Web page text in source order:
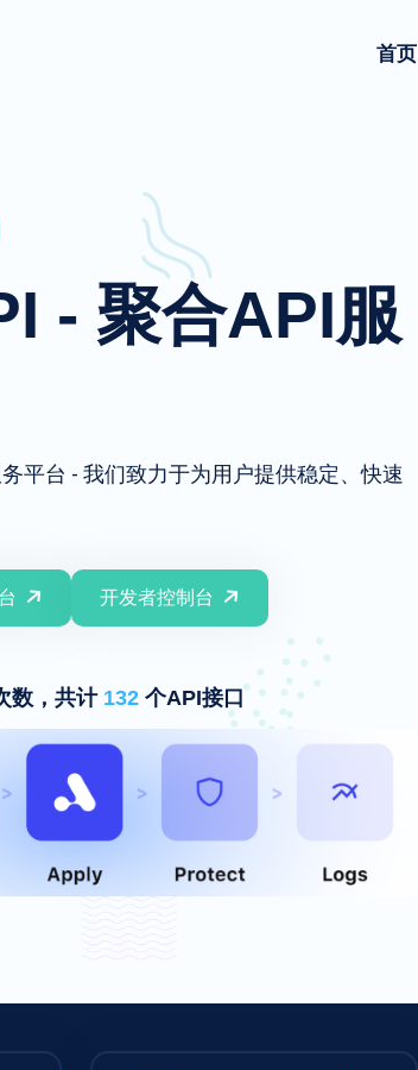
首页
- 聚合API服
平台 - 我们致力于为用户提供稳定、快速
开发者控制台
数，共计 132 个API接口